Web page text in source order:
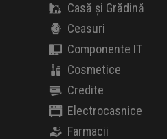
Casă și Grădină
Ceasuri
Componente IT
Cosmetice
Credite
Electrocasnice
Farmacii